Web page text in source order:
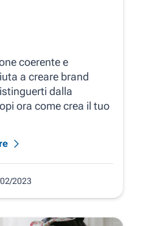
coerente e
a creare brand
dalla
ora come crea il tuo
2023